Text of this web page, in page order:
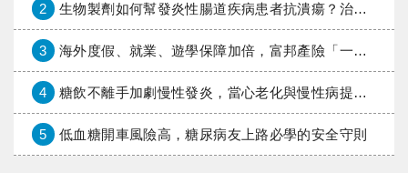
2 生物製劑如何幫發炎性腸道疾病患者抗潰瘍？治療進展與健保給付困境一次看
3 海外度假、就業、遊學保障加倍，富邦產險「一期逐夢」專案加碼遠距醫療與緊急救援
4 糖飲不離手加劇慢性發炎，當心老化與慢性病提早報到
5 低血糖開車風險高，糖尿病友上路必學的安全守則